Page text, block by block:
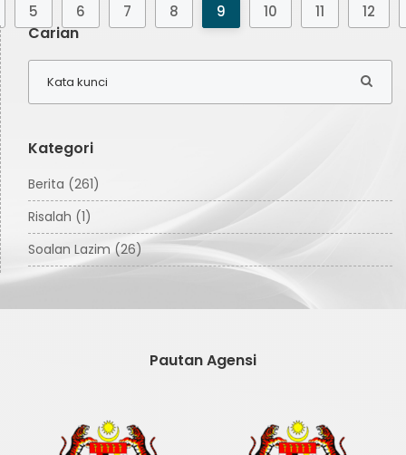
5 6 7 8 9 10 11 12
Carian
Kategori
Berita (261)
Risalah (1)
Soalan Lazim (26)
Pautan Agensi